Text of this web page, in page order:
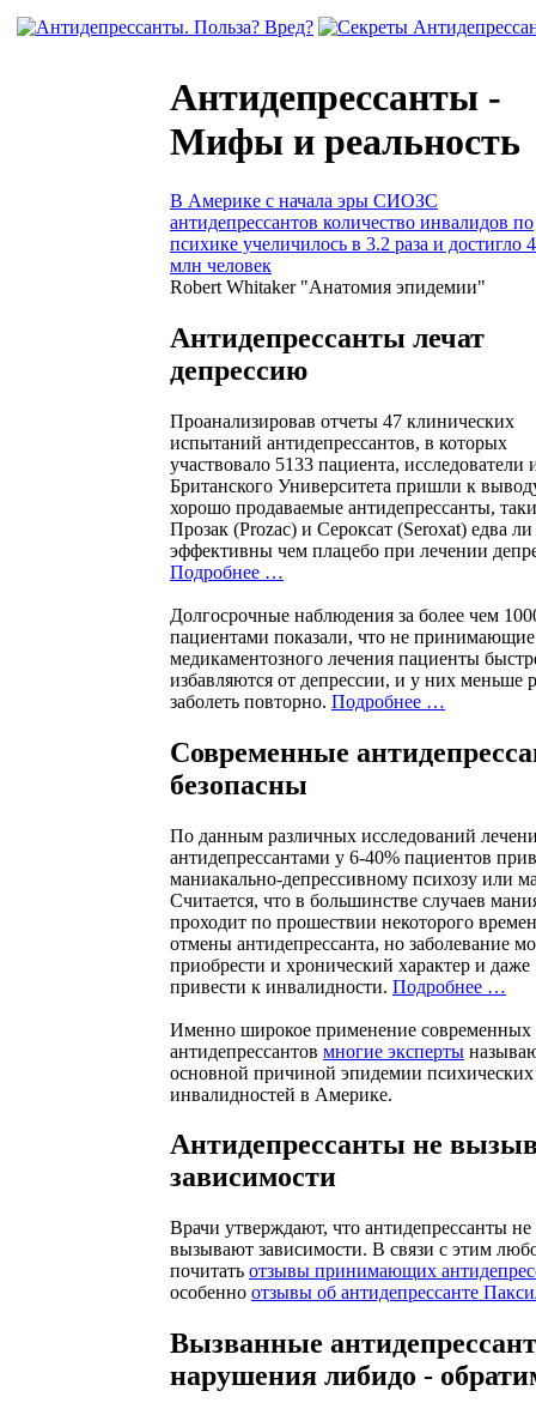
Антидепрессанты -
Мифы и реальность
В Америке с начала эры СИОЗС
антидепрессантов количество инвалидов по
психике учеличилось в 3.2 раза и достигло 4
млн человек
Robert Whitaker "Анатомия эпидемии"
Антидепрессанты лечат
депрессию
Проанализировав отчеты 47 клинических
испытаний антидепрессантов, в которых
участвовало 5133 пациента, исследователи
Британского Университета пришли к
хорошо продаваемые антидепрессанты,
Прозак (Prozac) и Сероксат (Seroxat) едва ли
эффективны чем плацебо при лечении
Подробнее …
Долгосрочные наблюдения за более чем
пациентами показали, что не принимающие
медикаментозного лечения пациенты
избавляются от депрессии, и у них меньше
заболеть повторно. Подробнее …
Современные
безопасны
По данным различных исследований
антидепрессантами у 6-40% пациентов
маниакально-депрессивному психозу или
Считается, что в большинстве случаев
проходит по прошествии некоторого
отмены антидепрессанта, но заболевание
приобрести и хронический характер и даже
привести к инвалидности. Подробнее …
Именно широкое применение современных
антидепрессантов многие эксперты
основной причиной эпидемии психических
инвалидностей в Америке.
Антидепрессанты не
зависимости
Врачи утверждают, что антидепрессанты не
вызывают зависимости. В связи с этим
почитать отзывы принимающих
особенно отзывы об антидепрессанте
Вызванные
нарушения либидо -